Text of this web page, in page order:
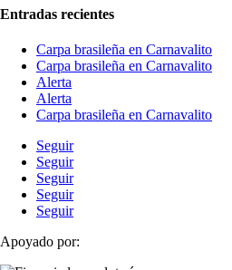
Entradas recientes
Carpa brasileña en Carnavalito
Carpa brasileña en Carnavalito
Alerta
Alerta
Carpa brasileña en Carnavalito
Seguir
Seguir
Seguir
Seguir
Seguir
Apoyado por: